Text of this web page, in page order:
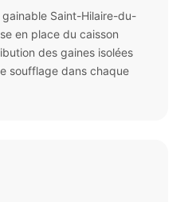
gainable Saint-Hilaire-du-
en place du caisson
des gaines isolées
soufflage dans chaque